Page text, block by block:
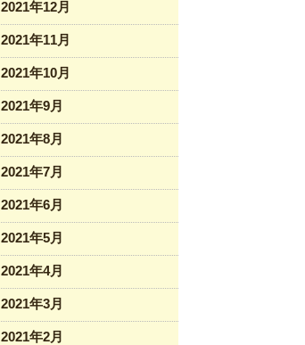
2021年12月
2021年11月
2021年10月
2021年9月
2021年8月
2021年7月
2021年6月
2021年5月
2021年4月
2021年3月
2021年2月